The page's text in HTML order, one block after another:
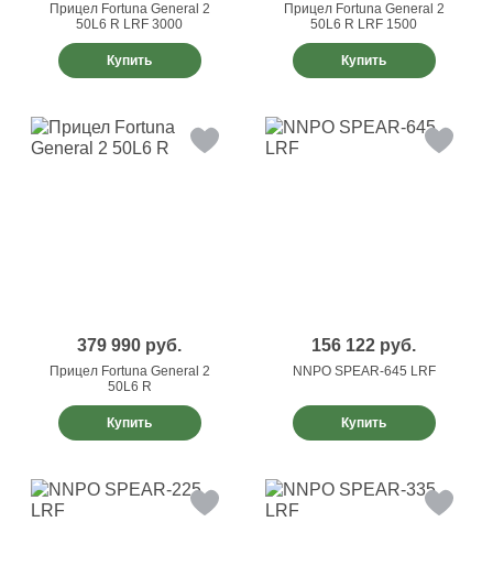
Прицел Fortuna General 2
50L6 R LRF 3000
Купить
Прицел Fortuna General 2
50L6 R LRF 1500
Купить
379 990 руб.
Прицел Fortuna General 2
50L6 R
Купить
156 122 руб.
NNPO SPEAR-645 LRF
Купить